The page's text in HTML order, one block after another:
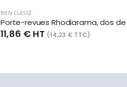
BIEN CLASSÉ...
11,86 € HT (14,23 € TTC)